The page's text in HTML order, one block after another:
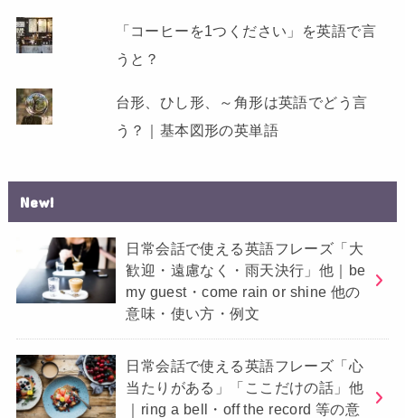
「コーヒーを1つください」を英語で言
うと？
台形、ひし形、～角形は英語でどう言
う？｜基本図形の英単語
New!
日常会話で使える英語フレーズ「大
歓迎・遠慮なく・雨天決行」他｜be
my guest・come rain or shine 他の
意味・使い方・例文
日常会話で使える英語フレーズ「心
当たりがある」「ここだけの話」他
｜ring a bell・off the record 等の意